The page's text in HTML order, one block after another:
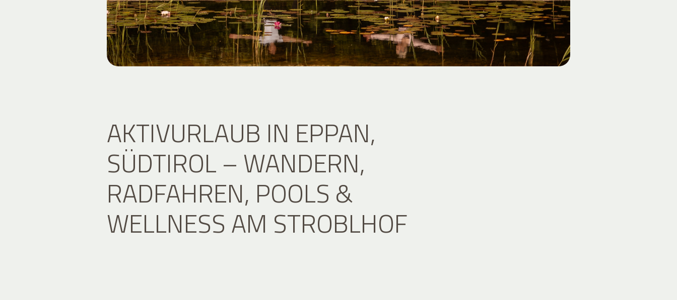
AKTIVURLAUB IN EPPAN,
SÜDTIROL – WANDERN,
RADFAHREN, POOLS &
WELLNESS AM STROBLHOF